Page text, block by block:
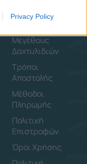
Privacy Policy
Μεγέθους
Δαχτυλιδιών
Τρόποι
Αποστολής
Μέθοδοι
Πληρωμής
Πολιτική
Επιστροφών
Όροι Χρήσης